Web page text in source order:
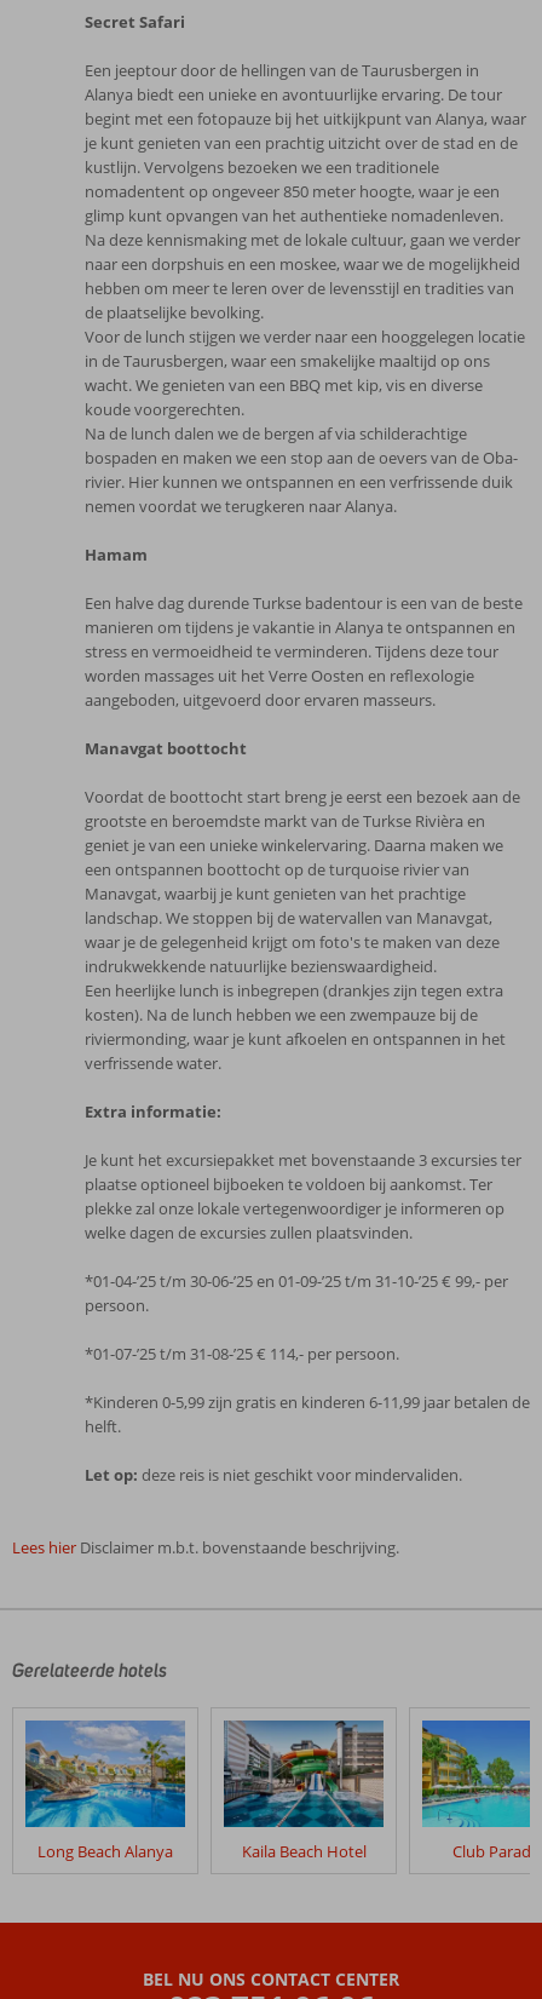
Secret Safari
Een jeeptour door de hellingen van de Taurusbergen in
Alanya biedt een unieke en avontuurlijke ervaring. De tour
begint met een fotopauze bij het uitkijkpunt van Alanya, waar
je kunt genieten van een prachtig uitzicht over de stad en de
kustlijn. Vervolgens bezoeken we een traditionele
nomadentent op ongeveer 850 meter hoogte, waar je een
glimp kunt opvangen van het authentieke nomadenleven.
Na deze kennismaking met de lokale cultuur, gaan we verder
naar een dorpshuis en een moskee, waar we de mogelijkheid
hebben om meer te leren over de levensstijl en tradities van
de plaatselijke bevolking.
Voor de lunch stijgen we verder naar een hooggelegen locatie
in de Taurusbergen, waar een smakelijke maaltijd op ons
wacht. We genieten van een BBQ met kip, vis en diverse
koude voorgerechten.
Na de lunch dalen we de bergen af via schilderachtige
bospaden en maken we een stop aan de oevers van de Oba-
rivier. Hier kunnen we ontspannen en een verfrissende duik
nemen voordat we terugkeren naar Alanya.
Hamam
Een halve dag durende Turkse badentour is een van de beste
manieren om tijdens je vakantie in Alanya te ontspannen en
stress en vermoeidheid te verminderen. Tijdens deze tour
worden massages uit het Verre Oosten en reflexologie
aangeboden, uitgevoerd door ervaren masseurs.
Manavgat boottocht
Voordat de boottocht start breng je eerst een bezoek aan de
grootste en beroemdste markt van de Turkse Rivièra en
geniet je van een unieke winkelervaring. Daarna maken we
een ontspannen boottocht op de turquoise rivier van
Manavgat, waarbij je kunt genieten van het prachtige
landschap. We stoppen bij de watervallen van Manavgat,
waar je de gelegenheid krijgt om foto's te maken van deze
indrukwekkende natuurlijke bezienswaardigheid.
Een heerlijke lunch is inbegrepen (drankjes zijn tegen extra
kosten). Na de lunch hebben we een zwempauze bij de
riviermonding, waar je kunt afkoelen en ontspannen in het
verfrissende water.
Extra informatie:
Je kunt het excursiepakket met bovenstaande 3 excursies ter
plaatse optioneel bijboeken te voldoen bij aankomst. Ter
plekke zal onze lokale vertegenwoordiger je informeren op
welke dagen de excursies zullen plaatsvinden.
*01-04-’25 t/m 30-06-’25 en 01-09-’25 t/m 31-10-’25 € 99,- per
persoon.
*01-07-’25 t/m 31-08-’25 € 114,- per persoon.
*Kinderen 0-5,99 zijn gratis en kinderen 6-11,99 jaar betalen de
helft.
Let op: deze reis is niet geschikt voor mindervaliden.
Lees hier Disclaimer m.b.t. bovenstaande beschrijving.
door
klanten
geschreven
na
hun
verblijf
Excursiereis
Gerelateerde hotels
Long Beach Alanya Kaila Beach Hotel Club
BEL NU ONS CONTACT CENTER